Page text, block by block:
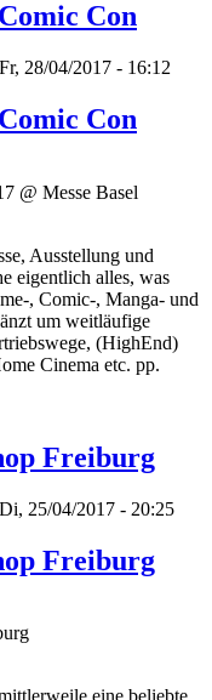
Con
28/04/2017 - 16:12
Con
@ Messe Basel
Ausstellung und
eigentlich alles, was
, Comic-, Manga- und
um weitläufige
(HighEnd)
Cinema etc. pp.
Freiburg
25/04/2017 - 20:25
Freiburg